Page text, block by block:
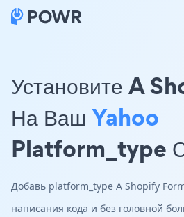
Установите A
На Ваш Yahoo
Platform_type
Добавь platform_type A Shopify
написания кода и без головной